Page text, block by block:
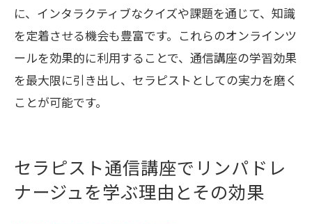
に、インタラクティブなクイズや課題を通じて、知識
を定着させる機会も豊富です。これらのオンラインツ
ールを効果的に利用することで、通信講座の学習効果
を最大限に引き出し、セラピストとしての実力を磨く
ことが可能です。
セラピスト通信講座でリンパドレ
ナージュを学ぶ理由とその効果